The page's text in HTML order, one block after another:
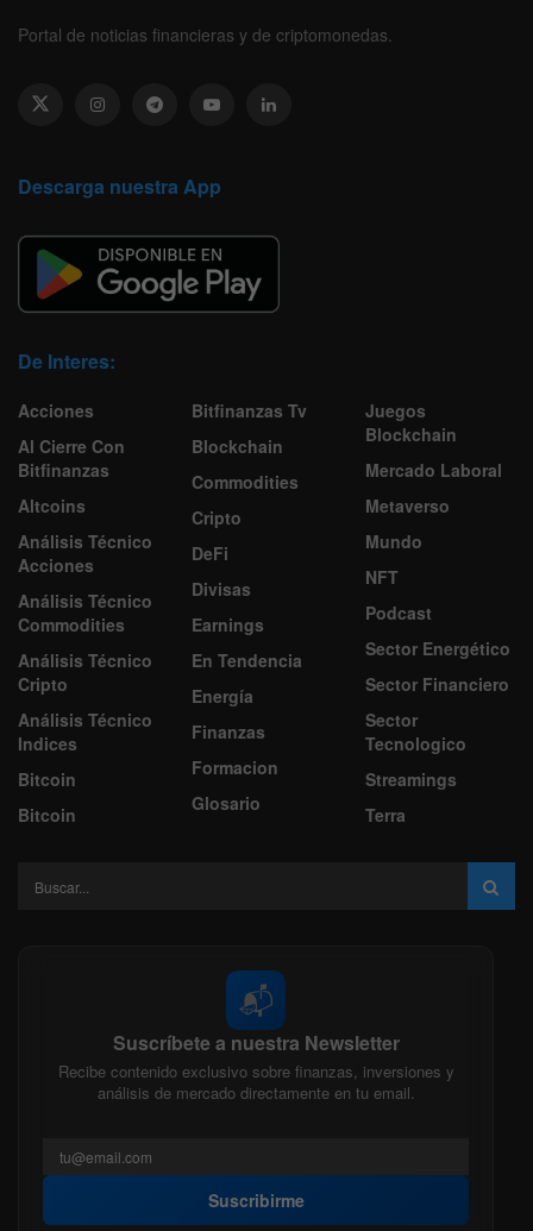
Portal de noticias financieras y de criptomonedas.
Descarga nuestra App
De Interes:
Acciones
Al Cierre Con
Bitfinanzas
Altcoins
Análisis Técnico
Acciones
Análisis Técnico
Commodities
Análisis Técnico
Cripto
Análisis Técnico
Indices
Bitcoin
Bitcoin
Bitfinanzas Tv
Blockchain
Commodities
Cripto
DeFi
Divisas
Earnings
En Tendencia
Energía
Finanzas
Formacion
Glosario
Juegos
Blockchain
Mercado Laboral
Metaverso
Mundo
NFT
Podcast
Sector Energético
Sector Financiero
Sector
Tecnologico
Streamings
Terra
📬
Suscríbete a nuestra Newsletter
Recibe contenido exclusivo sobre finanzas, inversiones y
análisis de mercado directamente en tu email.
Suscribirme